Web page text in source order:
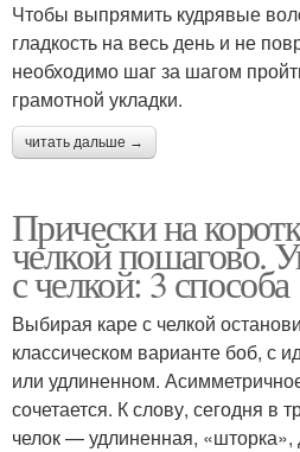
Чтобы выпрямить кудрявые
гладкость на весь день и не
необходимо шаг за шагом
грамотной укладки.
читать дальше →
Прически на
челкой пошагово.
с челкой: 3 способа
Выбирая каре с челкой
классическом варианте боб, с
или удлиненном.
сочетается. К слову, сегодня в
челок — удлиненная, «шторка»,